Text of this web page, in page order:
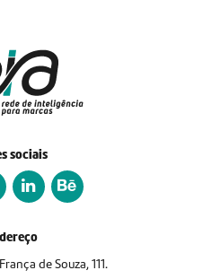
sociais
de Souza, 111.